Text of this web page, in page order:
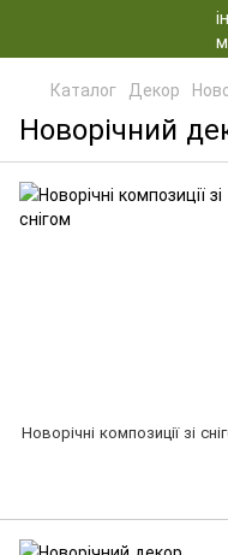
Каталог Декор
Новорічний
Новорічні композиції зі